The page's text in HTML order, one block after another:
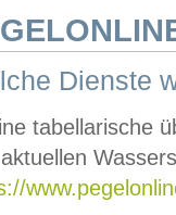
Dienste
tabellarische